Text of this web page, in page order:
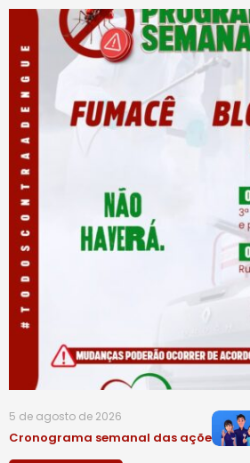
5 de agosto de 2026
Cronograma semanal das ações de